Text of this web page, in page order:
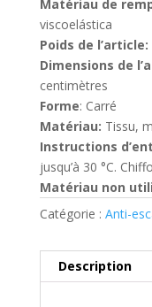
Matériau de
viscoelástica
Poids de l’article:
Dimensions de
centimètres
Forme: Carré
Matériau: Tissu,
Instructions
jusqu’à 30 °C.
Matériau non
Catégorie : Anti-
Description